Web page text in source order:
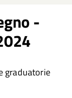
-
graduatorie